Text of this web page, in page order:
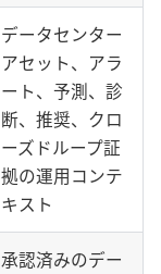
データセンター
アセット、アラ
ート、予測、診
断、推奨、クロ
ーズドループ証
拠の運用コンテ
キスト
承認済みのデー